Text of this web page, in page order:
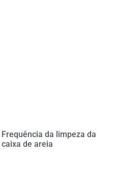
Frequência da limpeza da
caixa de areia